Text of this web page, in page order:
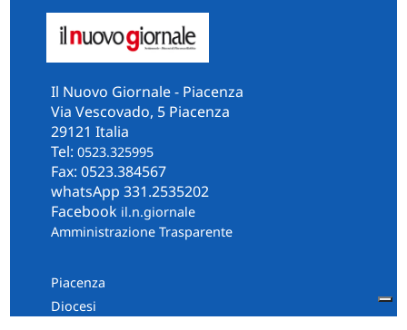
Il Nuovo Giornale - Piacenza
Via Vescovado, 5 Piacenza
29121 Italia
Tel: 0523.325995
Fax: 0523.384567
whatsApp 331.2535202
Facebook il.n.giornale
Amministrazione Trasparente
Piacenza
Diocesi